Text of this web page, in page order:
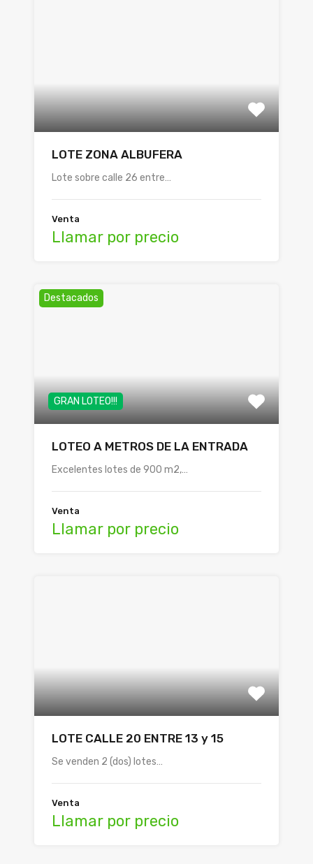
LOTE ZONA ALBUFERA
Lote sobre calle 26 entre…
Venta
Llamar por precio
Destacados
GRAN LOTEO!!!
LOTEO A METROS DE LA ENTRADA
Excelentes lotes de 900 m2,…
Venta
Llamar por precio
LOTE CALLE 20 ENTRE 13 y 15
Se venden 2 (dos) lotes…
Venta
Llamar por precio